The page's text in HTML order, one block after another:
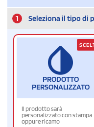
1 Seleziona il tipo di
PRODOTTO
PERSONALIZZATO
Il prodotto sarà
personalizzato con stampa
oppure ricamo